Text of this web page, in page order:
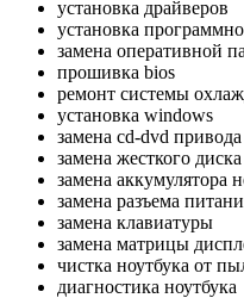
установка драйверов
установка
замена оперативной
прошивка bios
ремонт системы
установка windows
замена cd-dvd привода
замена жесткого диска
замена аккумулятора
замена разъема
замена клавиатуры
замена матрицы
чистка ноутбука от
диагностика ноутбука